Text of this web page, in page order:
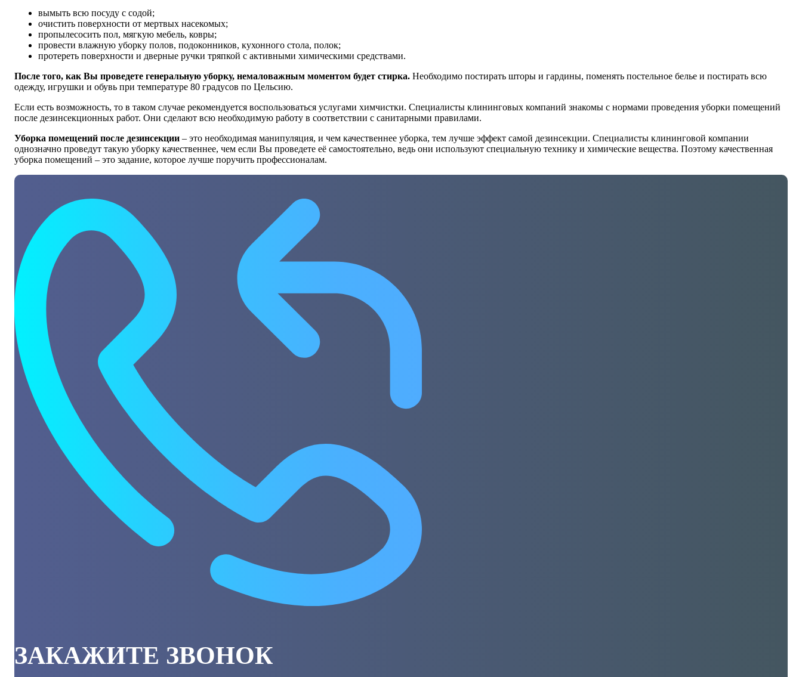
вымыть всю посуду с содой;
очистить поверхности от мертвых насекомых;
пропылесосить пол, мягкую мебель, ковры;
провести влажную уборку полов, подоконников, кухонного стола, полок;
протереть поверхности и дверные ручки тряпкой с активными химическими средствами.
После того, как Вы проведете генеральную уборку, немаловажным моментом будет стирка. Необходимо постирать шторы и гардины, поменять постельное белье и постирать всю
одежду, игрушки и обувь при температуре 80 градусов по Цельсию.
Если есть возможность, то в таком случае рекомендуется воспользоваться услугами химчистки. Специалисты клининговых компаний знакомы с нормами проведения уборки помещений
после дезинсекционных работ. Они сделают всю необходимую работу в соответствии с санитарными правилами.
Уборка помещений после дезинсекции – это необходимая манипуляция, и чем качественнее уборка, тем лучше эффект самой дезинсекции. Специалисты клининговой компании
однозначно проведут такую уборку качественнее, чем если Вы проведете её самостоятельно, ведь они используют специальную технику и химические вещества. Поэтому качественная
уборка помещений – это задание, которое лучше поручить профессионалам.
ЗАКАЖИТЕ ЗВОНОК